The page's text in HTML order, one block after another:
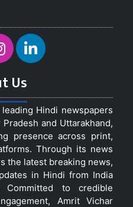
Us
Hindi newspapers
and Uttarakhand,
presence across print,
Through its news
the latest breaking news,
in Hindi from India
to credible
Amrit Vichar